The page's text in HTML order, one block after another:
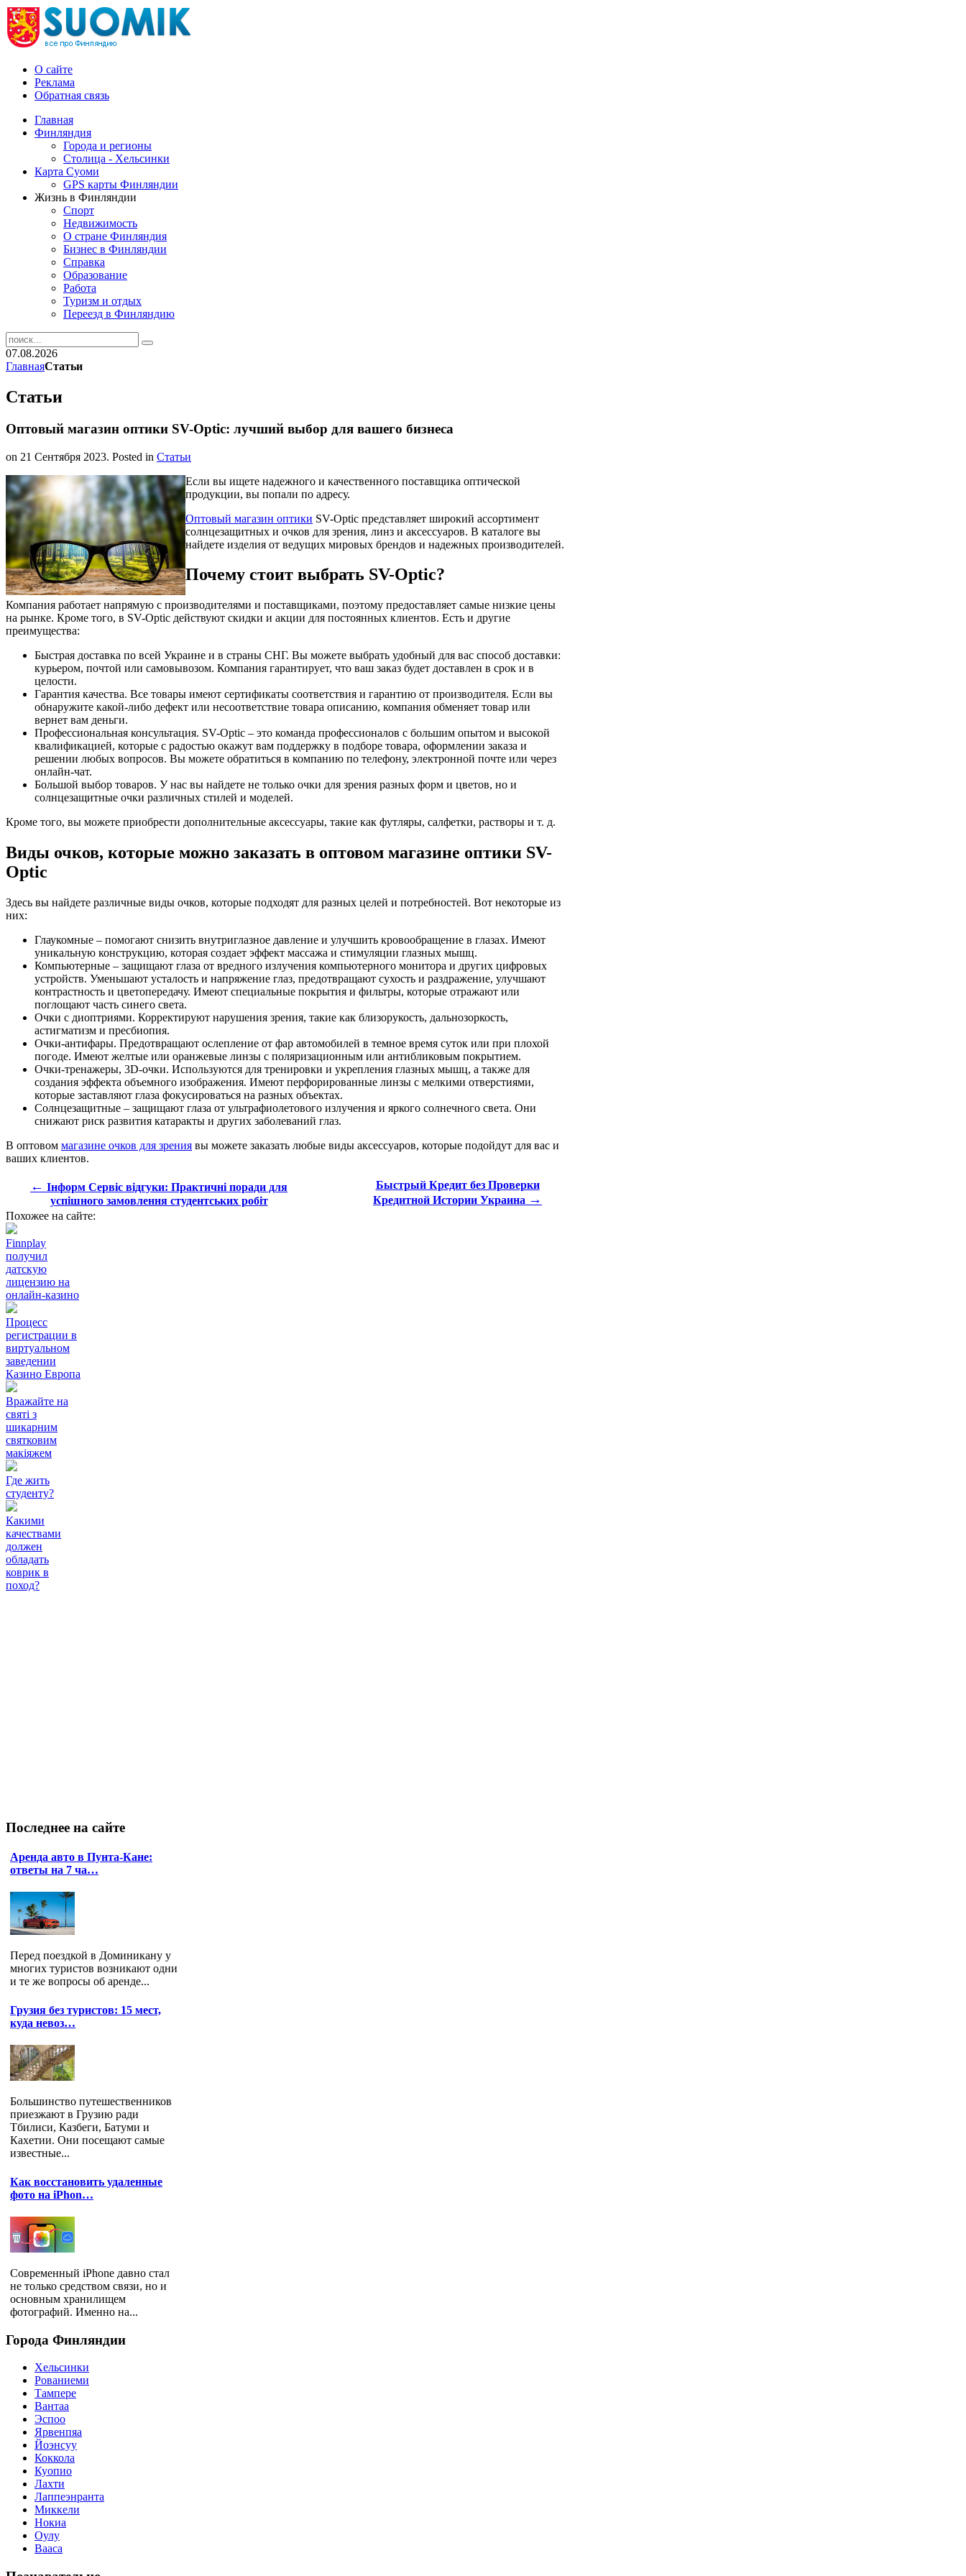
О сайте
Реклама
Обратная связь
Главная
Финляндия
Города и регионы
Столица - Хельсинки
Карта Суоми
GPS карты Финляндии
Жизнь в Финляндии
Спорт
Недвижимость
О стране Финляндия
Бизнес в Финляндии
Справка
Образование
Работа
Туризм и отдых
Переезд в Финляндию
07.08.2026
ГлавнаяСтатьи
Статьи
Оптовый магазин оптики SV-Optic: лучший выбор для вашего бизнеса
on 21 Сентября 2023. Posted in Статьи
Если вы ищете надежного и качественного поставщика оптической
продукции, вы попали по адресу.
Оптовый магазин оптики SV-Optic представляет широкий ассортимент
солнцезащитных и очков для зрения, линз и аксессуаров. В каталоге вы
найдете изделия от ведущих мировых брендов и надежных производителей.
Почему стоит выбрать SV-Optic?
Компания работает напрямую с производителями и поставщиками, поэтому предоставляет самые низкие цены
на рынке. Кроме того, в SV-Optic действуют скидки и акции для постоянных клиентов. Есть и другие
преимущества:
Быстрая доставка по всей Украине и в страны СНГ. Вы можете выбрать удобный для вас способ доставки:
курьером, почтой или самовывозом. Компания гарантирует, что ваш заказ будет доставлен в срок и в
целости.
Гарантия качества. Все товары имеют сертификаты соответствия и гарантию от производителя. Если вы
обнаружите какой-либо дефект или несоответствие товара описанию, компания обменяет товар или
вернет вам деньги.
Профессиональная консультация. SV-Optic – это команда профессионалов с большим опытом и высокой
квалификацией, которые с радостью окажут вам поддержку в подборе товара, оформлении заказа и
решении любых вопросов. Вы можете обратиться в компанию по телефону, электронной почте или через
онлайн-чат.
Большой выбор товаров. У нас вы найдете не только очки для зрения разных форм и цветов, но и
солнцезащитные очки различных стилей и моделей.
Кроме того, вы можете приобрести дополнительные аксессуары, такие как футляры, салфетки, растворы и т. д.
Виды очков, которые можно заказать в оптовом магазине оптики SV-
Optic
Здесь вы найдете различные виды очков, которые подходят для разных целей и потребностей. Вот некоторые из
них:
Глаукомные – помогают снизить внутриглазное давление и улучшить кровообращение в глазах. Имеют
уникальную конструкцию, которая создает эффект массажа и стимуляции глазных мышц.
Компьютерные – защищают глаза от вредного излучения компьютерного монитора и других цифровых
устройств. Уменьшают усталость и напряжение глаз, предотвращают сухость и раздражение, улучшают
контрастность и цветопередачу. Имеют специальные покрытия и фильтры, которые отражают или
поглощают часть синего света.
Очки с диоптриями. Корректируют нарушения зрения, такие как близорукость, дальнозоркость,
астигматизм и пресбиопия.
Очки-антифары. Предотвращают ослепление от фар автомобилей в темное время суток или при плохой
погоде. Имеют желтые или оранжевые линзы с поляризационным или антибликовым покрытием.
Очки-тренажеры, 3D-очки. Используются для тренировки и укрепления глазных мышц, а также для
создания эффекта объемного изображения. Имеют перфорированные линзы с мелкими отверстиями,
которые заставляют глаза фокусироваться на разных объектах.
Солнцезащитные – защищают глаза от ультрафиолетового излучения и яркого солнечного света. Они
снижают риск развития катаракты и других заболеваний глаз.
В оптовом магазине очков для зрения вы можете заказать любые виды аксессуаров, которые подойдут для вас и
ваших клиентов.
← Інформ Сервіс відгуки: Практичні поради для
успішного замовлення студентських робіт
Быстрый Кредит без Проверки
Кредитной Истории Украина →
Похожее на сайте:
Finnplay
получил
датскую
лицензию на
онлайн-казино
Процесс
регистрации в
виртуальном
заведении
Казино Европа
Вражайте на
святі з
шикарним
святковим
макіяжем
Где жить
студенту?
Какими
качествами
должен
обладать
коврик в
поход?
Последнее на сайте
Аренда авто в Пунта-Кане:
ответы на 7 ча…
Перед поездкой в Доминикану у
многих туристов возникают одни
и те же вопросы об аренде...
Грузия без туристов: 15 мест,
куда невоз…
Большинство путешественников
приезжают в Грузию ради
Тбилиси, Казбеги, Батуми и
Кахетии. Они посещают самые
известные...
Как восстановить удаленные
фото на iPhon…
Современный iPhone давно стал
не только средством связи, но и
основным хранилищем
фотографий. Именно на...
Города Финляндии
Хельсинки
Рованиеми
Тампере
Вантаа
Эспоо
Ярвенпяа
Йоэнсуу
Коккола
Куопио
Лахти
Лаппеэнранта
Миккели
Нокиа
Оулу
Вааса